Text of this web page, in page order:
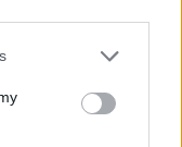
όσους δε